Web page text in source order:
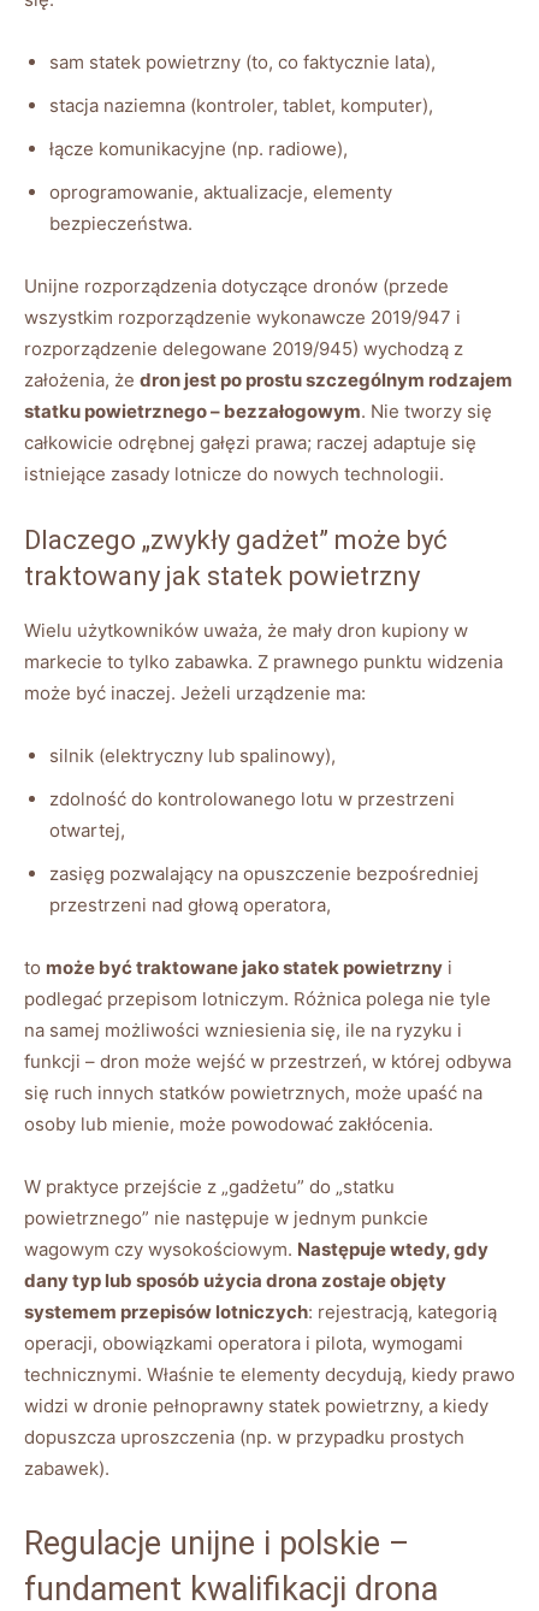
sam statek powietrzny (to, co faktycznie lata),
stacja naziemna (kontroler, tablet, komputer),
łącze komunikacyjne (np. radiowe),
oprogramowanie, aktualizacje, elementy
bezpieczeństwa.
Unijne rozporządzenia dotyczące dronów (przede
wszystkim rozporządzenie wykonawcze 2019/947 i
rozporządzenie delegowane 2019/945) wychodzą z
założenia, że dron jest po prostu szczególnym rodzajem
statku powietrznego – bezzałogowym. Nie tworzy się
całkowicie odrębnej gałęzi prawa; raczej adaptuje się
istniejące zasady lotnicze do nowych technologii.
Dlaczego „zwykły gadżet” może być
traktowany jak statek powietrzny
Wielu użytkowników uważa, że mały dron kupiony w
markecie to tylko zabawka. Z prawnego punktu widzenia
może być inaczej. Jeżeli urządzenie ma:
silnik (elektryczny lub spalinowy),
zdolność do kontrolowanego lotu w przestrzeni
otwartej,
zasięg pozwalający na opuszczenie bezpośredniej
przestrzeni nad głową operatora,
to może być traktowane jako statek powietrzny i
podlegać przepisom lotniczym. Różnica polega nie tyle
na samej możliwości wzniesienia się, ile na ryzyku i
funkcji – dron może wejść w przestrzeń, w której odbywa
się ruch innych statków powietrznych, może upaść na
osoby lub mienie, może powodować zakłócenia.
W praktyce przejście z „gadżetu” do „statku
powietrznego” nie następuje w jednym punkcie
wagowym czy wysokościowym. Następuje wtedy, gdy
dany typ lub sposób użycia drona zostaje objęty
systemem przepisów lotniczych: rejestracją, kategorią
operacji, obowiązkami operatora i pilota, wymogami
technicznymi. Właśnie te elementy decydują, kiedy prawo
widzi w dronie pełnoprawny statek powietrzny, a kiedy
dopuszcza uproszczenia (np. w przypadku prostych
zabawek).
Regulacje unijne i polskie –
fundament kwalifikacji drona